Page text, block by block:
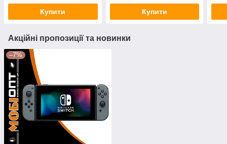
Купити Купити
Акційні пропозиції та новинки
–7%